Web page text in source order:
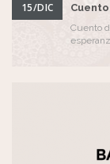
15/DIC
Cuento